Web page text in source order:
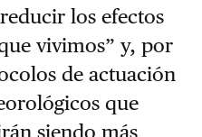
los efectos
vivimos” y, por
de actuación
que
siendo más